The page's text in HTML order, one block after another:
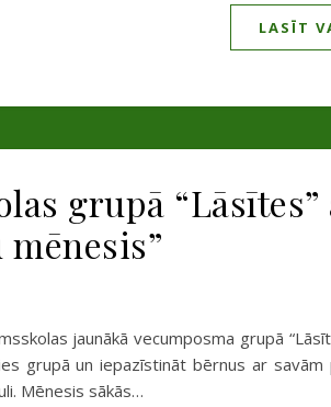
LASĪT
grupā
jaunākā vecumposma grupā
grupā un iepazīstināt bērnus ar
Mēnesis sākās…